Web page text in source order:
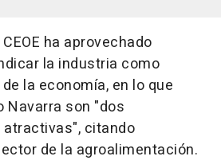
ha aprovechado
la industria como
la economía, en lo que
Navarra son "dos
citando
de la agroalimentación.